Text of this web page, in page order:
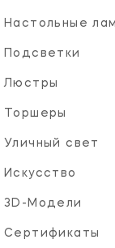
Настольные
Подсветки
Люстры
Торшеры
Уличный свет
Искусство
3D-Модели
Сертификаты